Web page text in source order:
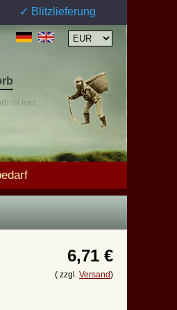
✓ Blitzlieferung
ist leer.
6,71 €
( zzgl. Versand)